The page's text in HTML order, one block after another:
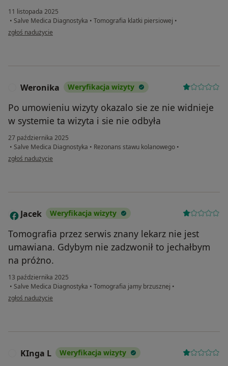
11 listopada 2025
• Salve Medica Diagnostyka • Tomografia klatki piersiowej •
w opinii użytkownika Aneta
zgłoś nadużycie
Weronika Weryfikacja wizyty
Po umowieniu wizyty okazalo sie ze nie widnieje
w systemie ta wizyta i sie nie odbyła
27 października 2025
• Salve Medica Diagnostyka • Rezonans stawu kolanowego •
w opinii użytkownika Weronika
zgłoś nadużycie
J Jacek Weryfikacja wizyty
Tomografia przez serwis znany lekarz nie jest
umawiana. Gdybym nie zadzwonił to jechałbym
na próżno.
13 października 2025
• Salve Medica Diagnostyka • Tomografia jamy brzusznej •
w opinii użytkownika Jacek
zgłoś nadużycie
KInga L Weryfikacja wizyty